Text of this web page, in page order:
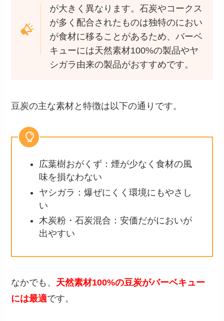
が大きく異なります。石炭やコークス
が多く配合されたものは独特のにおい
が食材に移ることがあるため、バーベ
キューには天然素材100%の製品やヤ
シガラ由来の製品がおすすめです。
豆炭の主な素材と特徴は以下の通りです。
広葉樹おがくず：煙が少なく食材の風
味を損なわない
ヤシガラ：爆ぜにくく環境にもやさし
い
木炭粉・石炭混合：安価だがにおいが
出やすい
なかでも、 天然素材100%の豆炭がバーベキュー
には最適です。